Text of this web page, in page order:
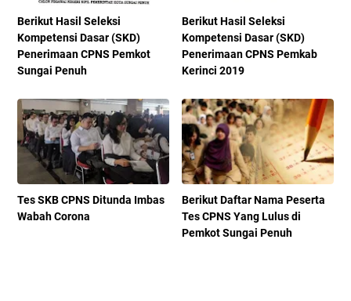
Berikut Hasil Seleksi
Kompetensi Dasar (SKD)
Penerimaan CPNS Pemkot
Sungai Penuh
Berikut Hasil Seleksi
Kompetensi Dasar (SKD)
Penerimaan CPNS Pemkab
Kerinci 2019
Tes SKB CPNS Ditunda Imbas
Wabah Corona
Berikut Daftar Nama Peserta
Tes CPNS Yang Lulus di
Pemkot Sungai Penuh